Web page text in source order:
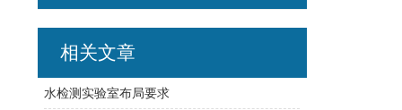
相关文章
水检测实验室布局要求